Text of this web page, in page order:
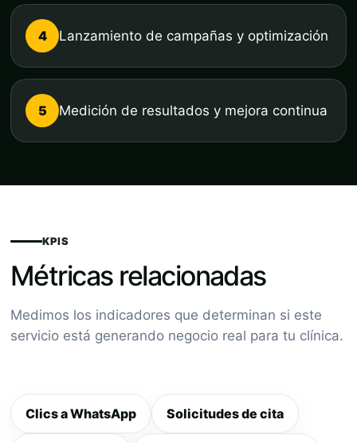
4 Lanzamiento de campañas y optimización
5 Medición de resultados y mejora continua
KPIS
Métricas relacionadas
Medimos los indicadores que determinan si este
servicio está generando negocio real para tu clínica.
Clics a WhatsApp Solicitudes de cita